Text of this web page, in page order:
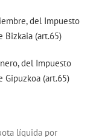
del Impuesto
Bizkaia (art.65)
del Impuesto
Gipuzkoa (art.65)
líquida por